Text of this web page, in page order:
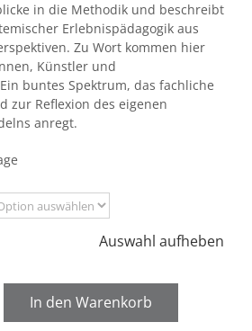
in die Methodik und beschreibt
Erlebnispädagogik aus
Zu Wort kommen hier
Künstler und
buntes Spektrum, das fachliche
zur Reflexion des eigenen
anregt.
Auswahl aufheben
In den Warenkorb